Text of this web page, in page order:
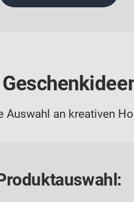
Auswahl an kreativen